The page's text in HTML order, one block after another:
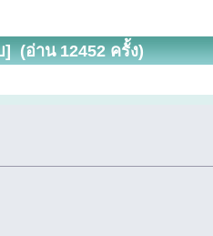
(อ่าน 12452 ครั้ง)